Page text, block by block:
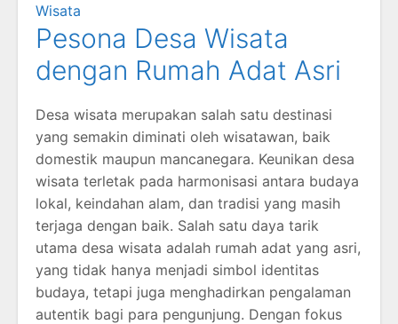
Wisata
Pesona Desa Wisata
dengan Rumah Adat Asri
Desa wisata merupakan salah satu destinasi
yang semakin diminati oleh wisatawan, baik
domestik maupun mancanegara. Keunikan desa
wisata terletak pada harmonisasi antara budaya
lokal, keindahan alam, dan tradisi yang masih
terjaga dengan baik. Salah satu daya tarik
utama desa wisata adalah rumah adat yang asri,
yang tidak hanya menjadi simbol identitas
budaya, tetapi juga menghadirkan pengalaman
autentik bagi para pengunjung. Dengan fokus